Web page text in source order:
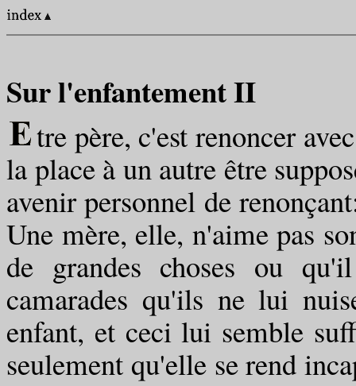
Sur l'enfantement II
tre père, c'est renoncer
la place à un autre être
avenir personnel de
Une mère, elle, n'aime pas
de grandes choses ou
camarades qu'ils ne lui
enfant, et ceci lui semble
seulement qu'elle se rend